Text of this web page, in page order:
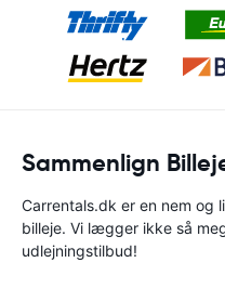
Sammenlign
Carrentals.dk er en nem og
billeje. Vi lægger ikke så
udlejningstilbud!